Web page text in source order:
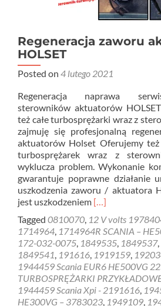
Regeneracja zaworu
HOLSET
Posted on 4 lutego 2021
Regeneracja naprawa
sterowników aktuatorów
też całe turbosprężarki wraz z
zajmuję się profesjonalną
aktuatorów Holset Oferujemy
turbosprężarek wraz z
wyklucza problem. Wykonanie
gwarantuje poprawne działanie
uszkodzenia zaworu / aktuatora
jest uszkodzeniem Read
about
Regeneracja
zaworu
aktuatora
HOLSET
[…]
Tagged 0810070, 12 V volts
1714964, 1714964R SCANIA –
172-032-0075, 1849535, 1849537,
1849541, 191616, 1919159,
1944459 Scania EUR6 HE500VG
TURBOSPRĘŻARKI
1944459 Scania Xpi - 2191616,
HE300VG – 3783023, 1949109,